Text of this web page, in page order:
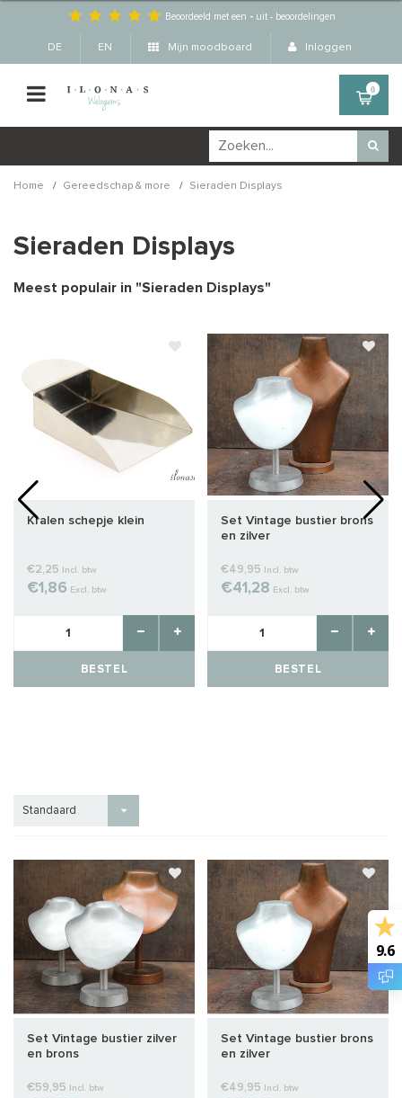
Beoordeeld met een - uit -beoordelingen
DE EN Mijn moodboard Inloggen
0
Home / Gereedschap & more / Sieraden Displays
Sieraden Displays
Meest populair in "Sieraden Displays"
Kralen schepje klein
€2,25 Incl. btw
€1,86 Excl. btw
BESTEL
Set Vintage bustier brons
en zilver
€49,95 Incl. btw
€41,28 Excl. btw
BESTEL
Standaard
Set Vintage bustier zilver
en brons
€59,95 Incl. btw
Set Vintage bustier brons
en zilver
€49,95 Incl. btw
9.6